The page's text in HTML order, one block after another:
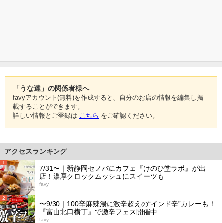
「うな達」の関係者様へ
favyアカウント(無料)を作成すると、自分のお店の情報を編集し掲
載することができます。
詳しい情報とご登録は こちら をご確認ください。
アクセスランキング
1
7/31〜｜新静岡セノバにカフェ『けのひ堂ラボ』が出
店！濃厚クロックムッシュにスイーツも
favy
2
〜9/30｜100辛麻辣湯に激辛超えの“インド辛”カレーも！
『富山北口横丁』で激辛フェス開催中
favy